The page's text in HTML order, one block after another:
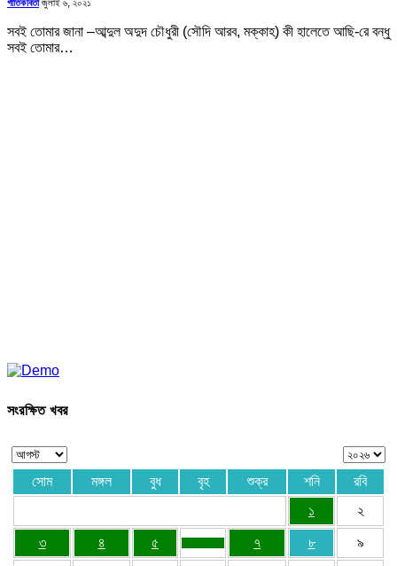
গীতিকবিতা জুলাই ৬, ২০২১
সবই তোমার জানা –আব্দুল অদুদ চৌধুরী (সৌদি আরব, মক্কাহ) কী হালেতে আছি-রে বন্ধু
সবই তোমার…
সংরক্ষিত খবর
সোম মঙ্গল বুধ বৃহ শুক্র শনি
রবি
১
২
৩ ৪ ৫ ৭ ৮ ৯